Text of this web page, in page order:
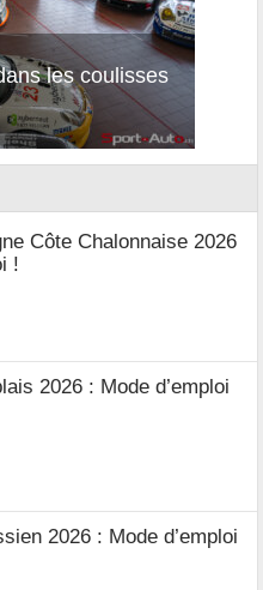
les coulisses
Côte Chalonnaise 2026
!
2026 : Mode d’emploi
2026 : Mode d’emploi